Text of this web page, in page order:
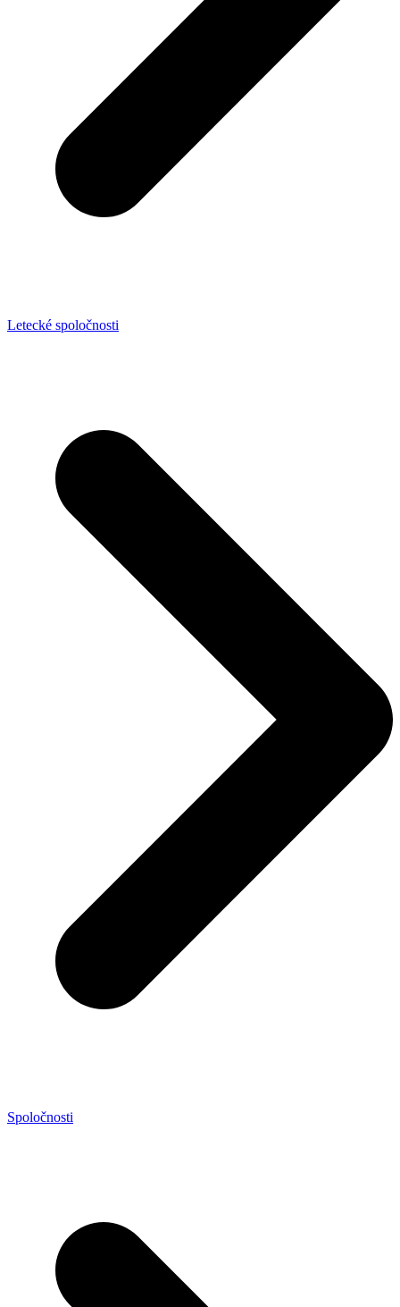
Letecké spoločnosti
Spoločnosti